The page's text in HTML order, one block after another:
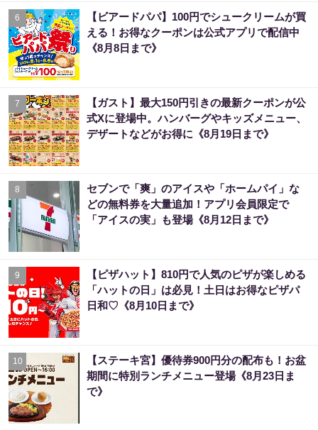
6
【ビアードパパ】100円でシュークリームが買
える！お得なクーポンは公式アプリで配信中
《8月8日まで》
7
【ガスト】最大150円引きの最新クーポンが公
式Xに登場中。ハンバーグやキッズメニュー、
デザートなどがお得に《8月19日まで》
8
セブンで「爽」のアイスや「ホームパイ」な
どの無料券を大量追加！アプリ会員限定で
「アイスの実」も登場《8月12日まで》
9
【ピザハット】810円で人気のピザが楽しめる
「ハットの日」は必見！土日はお得なピザパ
日和♡《8月10日まで》
10
【ステーキ宮】優待券900円分の配布も！お盆
期間に特別ランチメニュー登場《8月23日ま
で》